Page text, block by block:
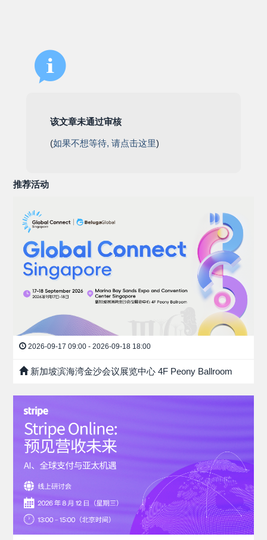
该文章未通过审核
(如果不想等待, 请点击这里)
推荐活动
2026-09-17 09:00 - 2026-09-18 18:00
新加坡滨海湾金沙会议展览中心 4F Peony Ballroom